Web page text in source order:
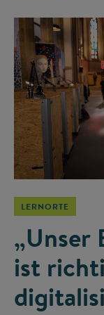
LERNORTE
„Unser
ist